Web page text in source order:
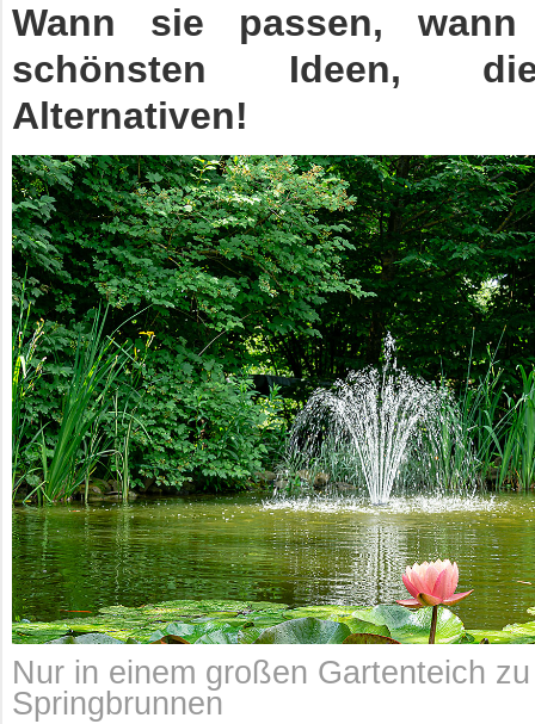
Wann sie passen,
schönsten Ideen,
Alternativen!
Nur in einem großen Gartenteich
Springbrunnen